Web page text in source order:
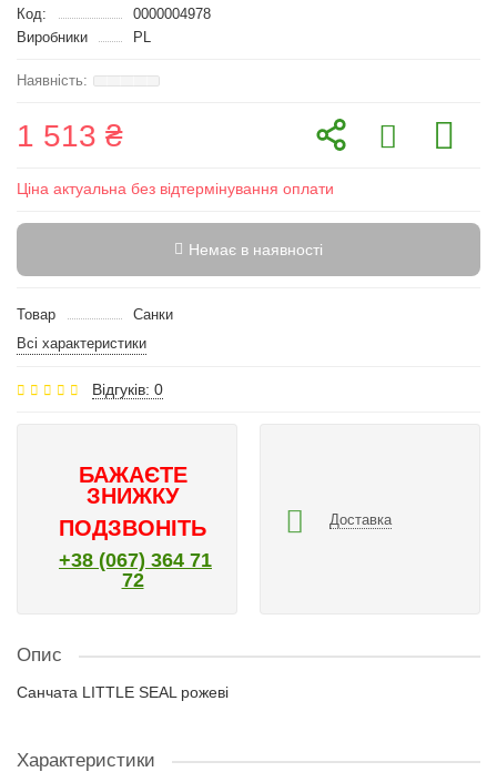
Код:
0000004978
Виробники
PL
1 513 ₴
Ціна актуальна без відтермінування оплати
Немає в наявності
Товар
Санки
Всі характеристики
Відгуків: 0
БАЖАЄТЕ
ЗНИЖКУ
ПОДЗВОНІТЬ
+38 (067) 364 71
72
Доставка
Опис
Санчата LITTLE SEAL рожеві
Характеристики